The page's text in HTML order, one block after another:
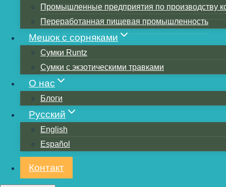
Промышленные предприятия по производству
Переработанная пищевая промышленность
Мешок с сорняками
Сумки Runtz
Сумки с экзотическими травками
О нас
Блоги
Русский
English
Español
Контакт
Полиэстер
Полиамид